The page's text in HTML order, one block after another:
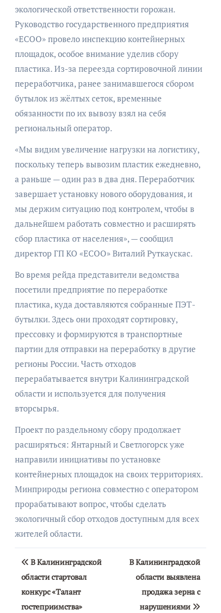
экологической ответственности горожан.
Руководство государственного предприятия
«ЕСОО» провело инспекцию контейнерных
площадок, особое внимание уделив сбору
пластика. Из-за переезда сортировочной линии
переработчика, ранее занимавшегося сбором
бутылок из жёлтых сеток, временные
обязанности по их вывозу взял на себя
региональный оператор.
«Мы видим увеличение нагрузки на логистику,
поскольку теперь вывозим пластик ежедневно,
а раньше — один раз в два дня. Переработчик
завершает установку нового оборудования, и
мы держим ситуацию под контролем, чтобы в
дальнейшем работать совместно и расширять
сбор пластика от населения», — сообщил
директор ГП КО «ЕСОО» Виталий Руткаускас.
Во время рейда представители ведомства
посетили предприятие по переработке
пластика, куда доставляются собранные ПЭТ-
бутылки. Здесь они проходят сортировку,
прессовку и формируются в транспортные
партии для отправки на переработку в другие
регионы России. Часть отходов
перерабатывается внутри Калининградской
области и используется для получения
вторсырья.
Проект по раздельному сбору продолжает
расширяться: Янтарный и Светлогорск уже
направили инициативы по установке
контейнерных площадок на своих территориях.
Минприроды региона совместно с оператором
прорабатывают вопрос, чтобы сделать
экологичный сбор отходов доступным для всех
жителей области.
Навигация
по
записям
В Калининградской
области стартовал
конкурс «Талант
гостеприимства»
В Калининградской
области выявлена
продажа зерна с
нарушениями